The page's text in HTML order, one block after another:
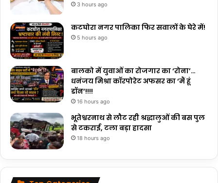
3 hours ago
कटघोरा नगर पालिका फिर सवालों के घेरे में!
5 hours ago
बालको में युवाओं का रोजगार का ‘रोना’…
धनंजय मिश्रा कॉरपोरेट अफसर का ‘मैं हूं
डॉन’!!!!
16 hours ago
भूतेश्वरनाथ से लौट रही श्रद्धालुओं की बस पुल
से टकराई, टला बड़ा हादसा
18 hours ago